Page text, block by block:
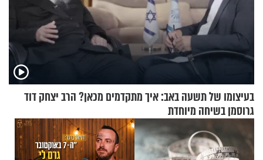
בעיצומו של תשעה באב: איך מתקדמים מכאן? הרב יצחק דוד
גרוסמן בשיחה מיוחדת